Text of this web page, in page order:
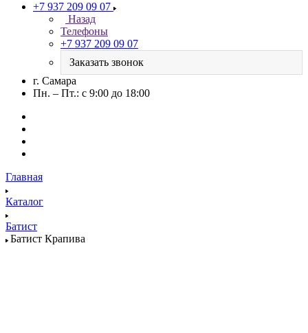
+7 937 209 09 07
Назад
Телефоны
+7 937 209 09 07
Заказать звонок
г. Самара
Пн. – Пт.: с 9:00 до 18:00
Главная
Каталог
Батист
Батист Крапива